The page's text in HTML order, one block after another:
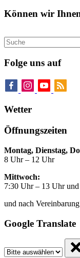
Können wir
Folge uns auf
Wetter
Öffnungszeiten
Montag, Dienstag,
8 Uhr – 12 Uhr
Mittwoch:
7:30 Uhr – 13 Uhr
und nach Vereinbarung
Google Translate